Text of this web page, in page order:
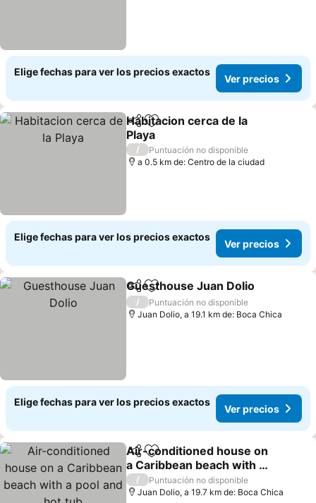
Elige fechas para ver los precios exactos
Ver precios
CompartirAgregar a favoritos
Habitacion cerca de la
Playa
Ver precios
/
Puntuación no disponible
a 0.5 km de: Centro de la ciudad
Elige fechas para ver los precios exactos
Ver precios
CompartirAgregar a favoritos
Guesthouse Juan Dolio
/
Puntuación no disponible
Juan Dolio, a 19.1 km de: Boca Chica
Elige fechas para ver los precios exactos
Ver precios
CompartirAgregar a favoritos
Air-conditioned house on
a Caribbean beach with a
pool and hot tub
Ver precios
/
Puntuación no disponible
Juan Dolio, a 19.7 km de: Boca Chica